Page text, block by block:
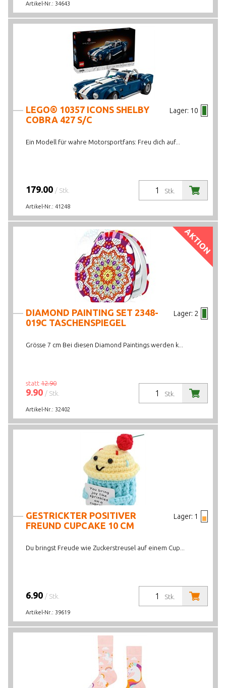
Artikel-Nr.: 34643
Lager: 10
LEGO® 10357 ICONS SHELBY
COBRA 427 S/C
Ein Modell für wahre Motorsportfans: Freu dich auf...
Stk.
179.00 / Stk.
Artikel-Nr.: 41248
AKTION
Lager: 2
DIAMOND PAINTING SET 2348-
019C TASCHENSPIEGEL
Grösse 7 cm Bei diesen Diamond Paintings werden k...
Stk.
statt 12.90
9.90 / Stk.
Artikel-Nr.: 32402
Lager: 1
GESTRICKTER POSITIVER
FREUND CUPCAKE 10 CM
Du bringst Freude wie Zuckerstreusel auf einem Cup...
Stk.
6.90 / Stk.
Artikel-Nr.: 39619